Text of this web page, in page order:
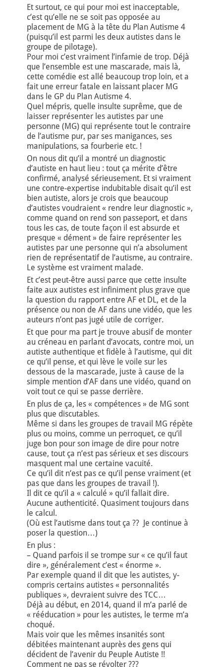
Et surtout, ce qui pour moi est inacceptable,
c’est qu’elle ne se soit pas opposée au
placement de MG à la tête du Plan Autisme 4
(puisqu’il est parmi les deux autistes dans le
groupe de pilotage).
Pour moi c’est vraiment l’infamie de trop. Déjà
que l’ensemble est une mascarade, mais là,
cette comédie est allé beaucoup trop loin, et a
fait une erreur fatale en laissant placer MG
dans le GP du Plan Autisme 4.
Quel mépris, quelle insulte suprême, que de
laisser représenter les autistes par une
personne (MG) qui représente tout le contraire
de l’autisme pur, par ses manigances, ses
manipulations, sa fourberie etc. !
On nous dit qu’il a montré un diagnostic
d’autiste en haut lieu : tout ça mérite d’être
confirmé, analysé sérieusement. Et si vraiment
une contre-expertise indubitable disait qu’il est
bien autiste, alors je crois que beaucoup
d’autistes voudraient « rendre leur diagnostic »,
comme quand on rend son passeport, et dans
tous les cas, de toute façon il est absurde et
presque « dément » de faire représenter les
autistes par une personne qui n’a absolument
rien de représentatif de l’autisme, au contraire.
Le système est vraiment malade.
Et c’est peut-être aussi parce que cette insulte
faite aux autistes est infiniment plus grave que
la question du rapport entre AF et DL, et de la
présence ou non de AF dans une vidéo, que les
auteurs n’ont pas jugé utile de corriger.
Et que pour ma part je trouve abusif de monter
au créneau en parlant d’avocats, contre moi, un
autiste authentique et fidèle à l’autisme, qui dit
ce qu’il pense, et qui lève le voile sur les
dessous de la mascarade, juste à cause de la
simple mention d’AF dans une vidéo, quand on
voit tout ce qui se passe derrière.
En plus de ça, les « compétences » de MG sont
plus que discutables.
Même si dans les groupes de travail MG répète
plus ou moins, comme un perroquet, ce qu’il
juge bon pour son image de dire pour notre
cause, tout ça n’est pas sérieux et ses discours
masquent mal une certaine vacuité.
Ce qu’il dit n’est pas ce qu’il pense vraiment (et
pas que dans les groupes de travail !).
Il dit ce qu’il a « calculé » qu’il fallait dire.
Aucune authenticité. Quasiment toujours dans
le calcul.
(Où est l’autisme dans tout ça ?? Je continue à
poser la question…)
En plus :
– Quand parfois il se trompe sur « ce qu’il faut
dire », généralement c’est « énorme ».
Par exemple quand il dit que les autistes, y-
compris certains autistes « personnalités
publiques », devraient suivre des TCC…
Déjà au début, en 2014, quand il m’a parlé de
« rééducation » pour les autistes, le terme m’a
choqué.
Mais voir que les mêmes insanités sont
débitées maintenant auprès des gens qui
décident de l’avenir du Peuple Autiste !!
Comment ne pas se révolter ???